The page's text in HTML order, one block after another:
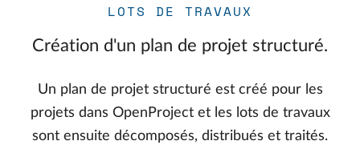
LOTS DE TRAVAUX
Création d'un plan de projet structuré.
Un plan de projet structuré est créé pour les
projets dans OpenProject et les lots de travaux
sont ensuite décomposés, distribués et traités.